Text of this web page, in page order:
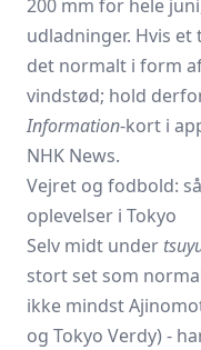
200 mm for hele
udladninger. Hvis
det normalt i form
vindstød; hold derfor
Information-kort i
NHK News.
Vejret og fodbold:
oplevelser i Tokyo
Selv midt under
stort set som
ikke mindst
og Tokyo Verdy) -